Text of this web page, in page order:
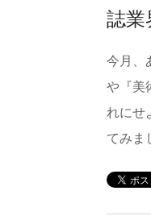
誌業
今月、
や『美
れにせ
てみま